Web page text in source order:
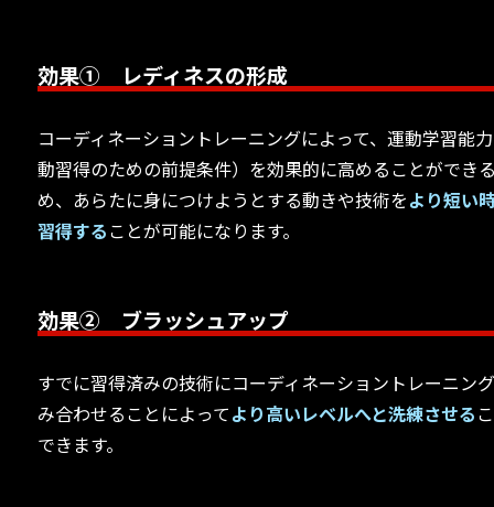
効果① レディネスの形成
コーディネーショントレーニングによって、運動学習能
動習得のための前提条件）を効果的に高めることができ
め、あらたに身につけようとする動きや技術をより短い
習得することが可能になります。
効果② ブラッシュアップ
すでに習得済みの技術にコーディネーショントレーニン
み合わせることによってより高いレベルへと洗練させる
できます。